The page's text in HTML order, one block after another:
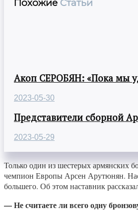
Похожие Статьи
Акоп СЕРОБЯН: «Пока мы
2023-05-30
Представители сборной
2023-05-29
Только один из шестерых армянских
чемпион Европы Арсен Арутюнян.
большего. Об этом наставник
—Не считаете ли всего одну